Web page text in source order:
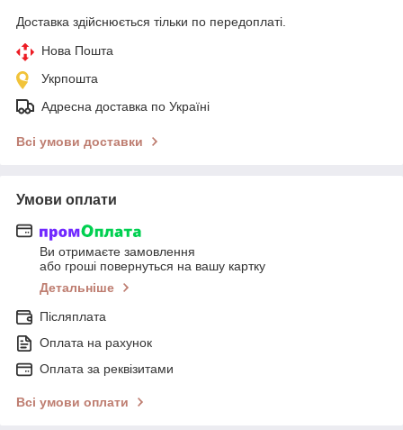
Доставка здійснюється тільки по передоплаті.
Нова Пошта
Укрпошта
Адресна доставка по Україні
Всі умови доставки
Умови оплати
Ви отримаєте замовлення
або гроші повернуться на вашу картку
Детальніше
Післяплата
Оплата на рахунок
Оплата за реквізитами
Всі умови оплати